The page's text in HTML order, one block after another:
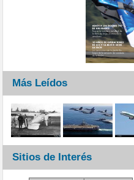
Más Leídos
Sitios de Interés